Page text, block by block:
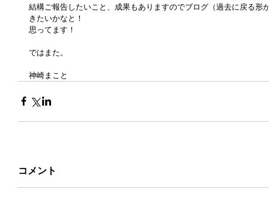
結構ご報告したいこと、成果もありますのでブログ（過去に戻る形
きたいかなと！
思ってます！
ではまた。
神崎まこと
コメント